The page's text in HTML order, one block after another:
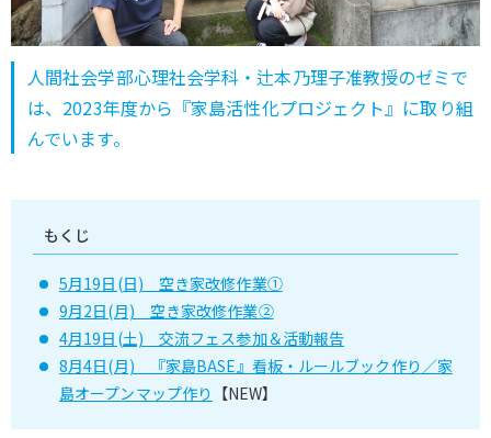
人間社会学部心理社会学科・辻本乃理子准教授のゼミで
は、2023年度から『家島活性化プロジェクト』に取り組
んでいます。
もくじ
5月19日(日) 空き家改修作業①
9月2日(月) 空き家改修作業②
4月19日(土) 交流フェス参加＆活動報告
8月4日(月) 『家島BASE』看板・ルールブック作り／家
島オープンマップ作り 【NEW】